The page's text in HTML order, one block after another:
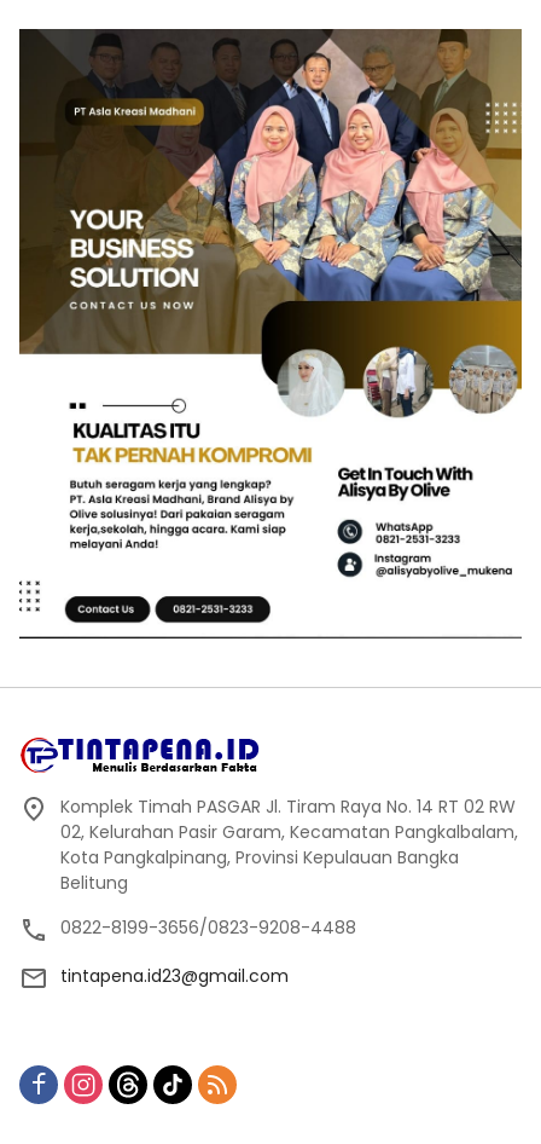
TIMAH
Komplek Timah PASGAR Jl. Tiram Raya No. 14 RT 02 RW
02, Kelurahan Pasir Garam, Kecamatan Pangkalbalam,
Kota Pangkalpinang, Provinsi Kepulauan Bangka
Belitung
0822-8199-3656/0823-9208-4488
tintapena.id23@gmail.com